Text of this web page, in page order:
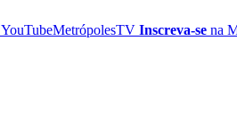
YouTubeMetrópolesTV Inscreva-se na